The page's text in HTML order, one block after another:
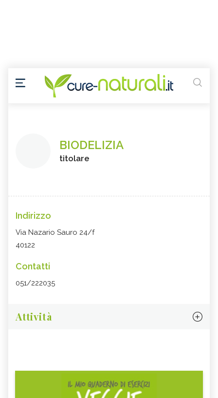
BIODELIZIA
titolare
Indirizzo
Via Nazario Sauro 24/f
40122
Contatti
051/222035
Attività